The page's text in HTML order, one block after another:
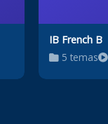
IB French B
5 temas